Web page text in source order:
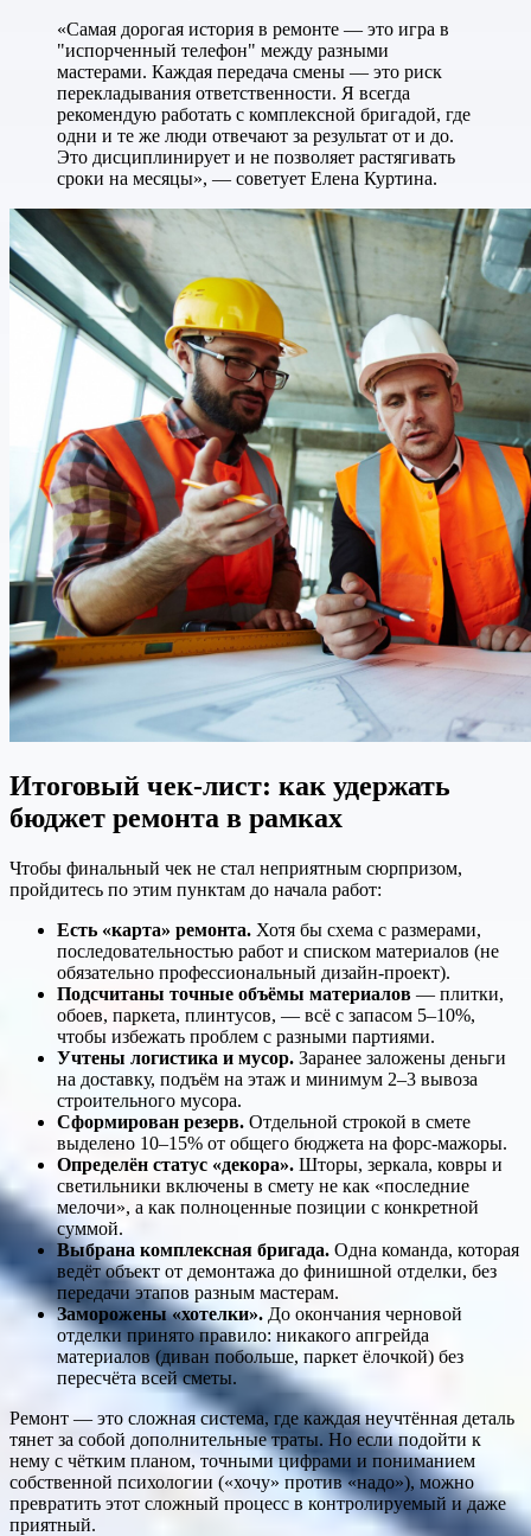
«Самая дорогая история в ремонте — это игра в
"испорченный телефон" между разными
мастерами. Каждая передача смены — это риск
перекладывания ответственности. Я всегда
рекомендую работать с комплексной бригадой, где
одни и те же люди отвечают за результат от и до.
Это дисциплинирует и не позволяет растягивать
сроки на месяцы», — советует Елена Куртина.
Итоговый чек-лист: как удержать
бюджет ремонта в рамках
Чтобы финальный чек не стал неприятным сюрпризом,
пройдитесь по этим пунктам до начала работ:
Есть «карта» ремонта. Хотя бы схема с размерами,
последовательностью работ и списком материалов (не
обязательно профессиональный дизайн-проект).
Подсчитаны точные объёмы материалов — плитки,
обоев, паркета, плинтусов, — всё с запасом 5–10%,
чтобы избежать проблем с разными партиями.
Учтены логистика и мусор. Заранее заложены деньги
на доставку, подъём на этаж и минимум 2–3 вывоза
строительного мусора.
Сформирован резерв. Отдельной строкой в смете
выделено 10–15% от общего бюджета на форс-мажоры.
Определён статус «декора». Шторы, зеркала, ковры и
светильники включены в смету не как «последние
мелочи», а как полноценные позиции с конкретной
суммой.
Выбрана комплексная бригада. Одна команда, которая
ведёт объект от демонтажа до финишной отделки, без
передачи этапов разным мастерам.
Заморожены «хотелки». До окончания черновой
отделки принято правило: никакого апгрейда
материалов (диван побольше, паркет ёлочкой) без
пересчёта всей сметы.
Ремонт — это сложная система, где каждая неучтённая деталь
тянет за собой дополнительные траты. Но если подойти к
нему с чётким планом, точными цифрами и пониманием
собственной психологии («хочу» против «надо»), можно
превратить этот сложный процесс в контролируемый и даже
приятный.